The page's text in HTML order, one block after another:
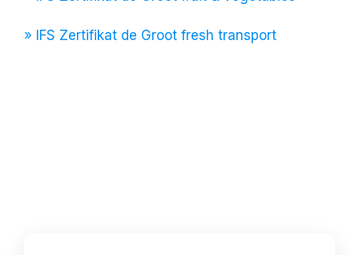
» IFS Zertifikat de Groot fresh transport